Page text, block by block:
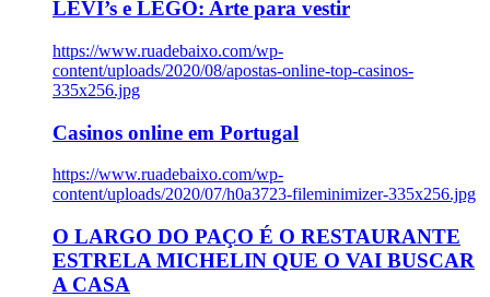
LEVI’s e LEGO: Arte para vestir
https://www.ruadebaixo.com/wp-
content/uploads/2020/08/apostas-online-top-casinos-
335x256.jpg
Casinos online em Portugal
https://www.ruadebaixo.com/wp-
content/uploads/2020/07/h0a3723-fileminimizer-335x256.jpg
O LARGO DO PAÇO É O RESTAURANTE
ESTRELA MICHELIN QUE O VAI BUSCAR
A CASA